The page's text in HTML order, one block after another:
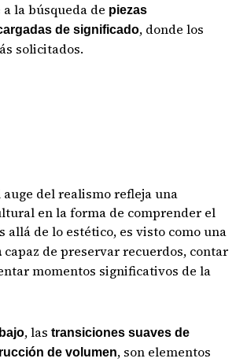
la búsqueda de piezas
de significado, donde los
solicitados.
auge del realismo refleja una
en la forma de comprender el
allá de lo estético, es visto como una
capaz de preservar recuerdos, contar
momentos significativos de la
, las transiciones suaves de
de volumen, son elementos